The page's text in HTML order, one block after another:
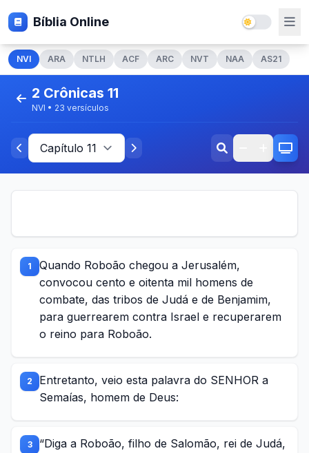
Bíblia Online
NVI ARA NTLH ACF ARC NVT NAA AS21
2 Crônicas 11
NVI • 23 versículos
1
Quando Roboão chegou a Jerusalém,
convocou cento e oitenta mil homens de
combate, das tribos de Judá e de Benjamim,
para guerrearem contra Israel e recuperarem
o reino para Roboão.
2
Entretanto, veio esta palavra do SENHOR a
Semaías, homem de Deus:
3
“Diga a Roboão, filho de Salomão, rei de Judá,